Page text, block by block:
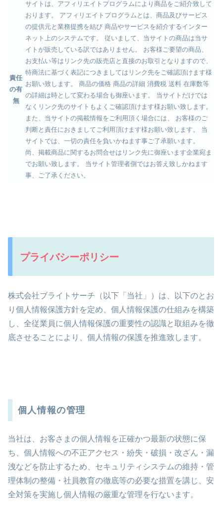
責任
の有
無
サイトは、アフィリエイトプログラムにより商品をご紹介致して
おります。 アフィリエイトプログラムとは、商品及びサービス
の提供元と業務提携を結び 商品やサービスを紹介するインター
ネット上のシステムです。 従いまして、当サイトの商品は当サ
イトが販売している訳ではありません。 お客様ご要望の商品、
お支払い等はリンク先の販売店と直接のお取引となりますので、
特商法に基づく表記につきましてはリンク先をご確認頂けます様
お願い致します。 商品の価格 商品の詳細 消費税 送料 在庫数等
の詳細は時として変わる場合も御座います。 当サイトだけでは
なくリンク先のサイトもよくご確認頂けます様お願い致します。
また、当サイトの掲載情報をご利用頂く場合には、 お客様のご
判断と責任におきましてご利用頂けます様お願い致します。 当
サイトでは、一切の責任を負いかねます事ご了承願います。
尚、掲載商品に関するお問合せはリンク先に御座います企業宛ま
でお願い致します。 当サイト管理者側ではお答え致しかねます
事、ご了承ください。
プライバシーポリシー
株式会社ブライトサーチ（以下「当社」）は、以下のとお
り個人情報保護方針を定め、個人情報保護の仕組みを構築
し、全従業員に個人情報保護の重要性の認識と取組みを徹
底させることにより、個人情報の保護を推進致します。
個人情報の管理
当社は、お客さまの個人情報を正確かつ最新の状態に保
ち、個人情報への不正アクセス・紛失・破損・改ざん・漏
洩などを防止するため、セキュリティシステムの維持・管
理体制の整備・社員教育の徹底等の必要な措置を講じ、安
全対策を実施し個人情報の厳重な管理を行ないます。